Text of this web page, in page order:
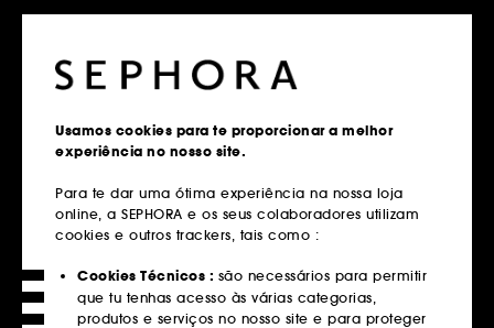
5,150 Produtos
Entregas grátis
em compras superiores a 39€
Saber mais
Devoluções
Gratuitas até 30 dias
Usamos cookies para te proporcionar a melhor
experiência no nosso site.
Para te dar uma ótima experiência na nossa loja
online, a SEPHORA e os seus colaboradores utilizam
cookies e outros trackers, tais como :
Cookies Técnicos : são necessários para permitir
que tu tenhas acesso às várias categorias,
produtos e serviços no nosso site e para proteger